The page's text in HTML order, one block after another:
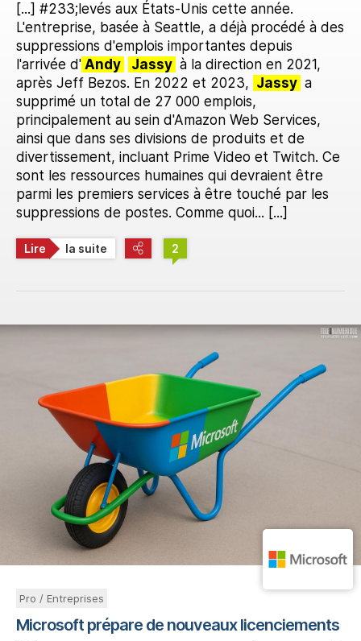
[...] #233;levés aux États-Unis cette année.
L'entreprise, basée à Seattle, a déjà procédé à des
suppressions d'emplois importantes depuis
l'arrivée d' Andy Jassy à la direction en 2021,
après Jeff Bezos. En 2022 et 2023, Jassy a
supprimé un total de 27 000 emplois,
principalement au sein d'Amazon Web Services,
ainsi que dans ses divisions de produits et de
divertissement, incluant Prime Video et Twitch. Ce
sont les ressources humaines qui devraient être
parmi les premiers services à être touché par les
suppressions de postes. Comme quoi... [...]
Lire la suite 2
Pro / Entreprises
Microsoft prépare de nouveaux licenciements